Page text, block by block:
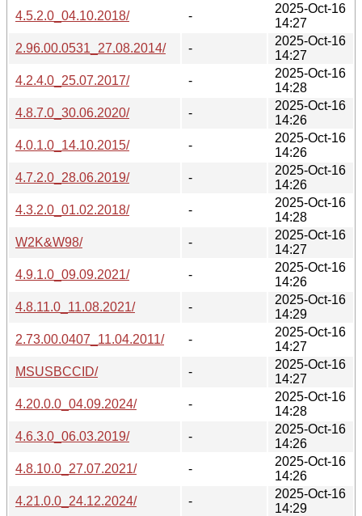
4.5.2.0_04.10.2018/
-
2025-Oct-16
14:27
2.96.00.0531_27.08.2014/
-
2025-Oct-16
14:27
4.2.4.0_25.07.2017/
-
2025-Oct-16
14:28
4.8.7.0_30.06.2020/
-
2025-Oct-16
14:26
4.0.1.0_14.10.2015/
-
2025-Oct-16
14:26
4.7.2.0_28.06.2019/
-
2025-Oct-16
14:26
4.3.2.0_01.02.2018/
-
2025-Oct-16
14:28
W2K&W98/
-
2025-Oct-16
14:27
4.9.1.0_09.09.2021/
-
2025-Oct-16
14:26
4.8.11.0_11.08.2021/
-
2025-Oct-16
14:29
2.73.00.0407_11.04.2011/
-
2025-Oct-16
14:27
MSUSBCCID/
-
2025-Oct-16
14:27
4.20.0.0_04.09.2024/
-
2025-Oct-16
14:28
4.6.3.0_06.03.2019/
-
2025-Oct-16
14:26
4.8.10.0_27.07.2021/
-
2025-Oct-16
14:26
4.21.0.0_24.12.2024/
-
2025-Oct-16
14:29